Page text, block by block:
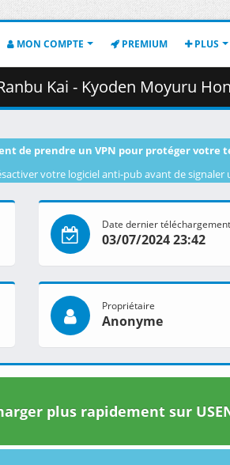
MON COMPTE PREMIUM PLUS
Moyuru Honnouji - 02 (1080p)
de prendre un VPN pour protéger votre
votre logiciel anti-pub avant de signaler
Date dernier téléchargement
03/07/2024 23:42
Propriétaire
Anonyme
plus rapidement sur